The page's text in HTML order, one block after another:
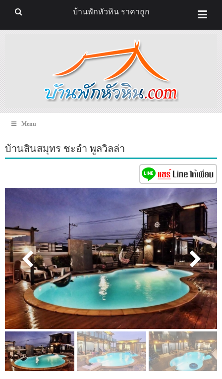
Menu
บ้านสินสมุทร ชะอำ พูลวิลล่า
บ้านพักหัวหิน ราคาถูก